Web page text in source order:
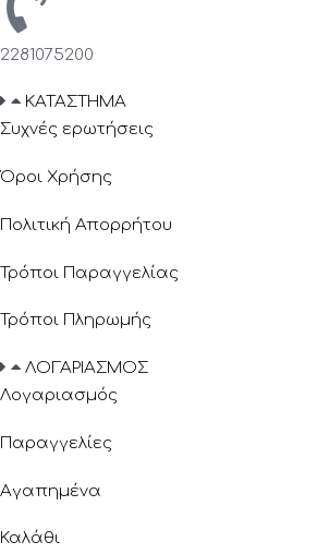
2281075200
ΚΑΤΑΣΤΗΜΑ
Συχνές ερωτήσεις
Όροι Χρήσης
Πολιτική Απορρήτου
Τρόποι Παραγγελίας
Τρόποι Πληρωμής
ΛΟΓΑΡΙΑΣΜΟΣ
Λογαριασμός
Παραγγελίες
Αγαπημένα
Καλάθι